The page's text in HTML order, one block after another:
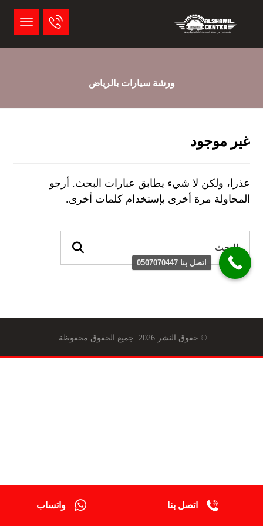
ورشة سيارات بالرياض
غير موجود
عذرا، ولكن لا شيء يطابق عبارات البحث. أرجو
المحاولة مرة أخرى بإستخدام كلمات أخرى.
© حقوق النشر 2026. جميع الحقوق محفوظة.
اتصل بنا واتساب
اتصل بنا 0507070447